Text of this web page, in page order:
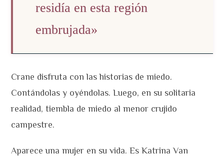
residía en esta región
embrujada»
Crane disfruta con las historias de miedo.
Contándolas y oyéndolas. Luego, en su solitaria
realidad, tiembla de miedo al menor crujido
campestre.
Aparece una mujer en su vida. Es Katrina Van